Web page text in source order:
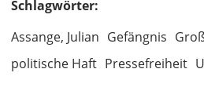
Schlagwörter:
Assange, Julian Gefängnis
politische Haft Pressefreiheit